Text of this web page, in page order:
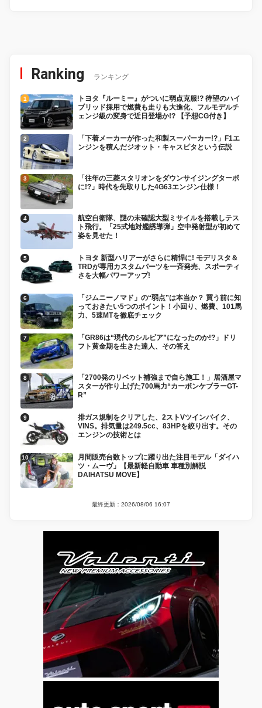
Ranking ランキング
トヨタ『ルーミー』がついに弱点克服!? 待望のハイ
ブリッド採用で燃費も走りも大進化、フルモデルチ
ェンジ級の変身で近日登場か!? 【予想CG付き】
「下着メーカーが作った和製スーパーカー!?」F1エ
ンジンを積んだジオット・キャスピタという伝説
「往年の三菱スタリオンをダウンサイジングターボ
に!?」時代を先取りした4G63エンジン仕様！
航空自衛隊、謎の未確認大型ミサイルを搭載しテス
ト飛行。「25式地対艦誘導弾」空中発射型が初めて
姿を見せた！
トヨタ 新型ハリアーがさらに精悍に! モデリスタ＆
TRDが専用カスタムパーツを一斉発売、スポーティ
さを大幅パワーアップ!
「ジムニーノマド」の“弱点”は本当か？ 買う前に知
っておきたい5つのポイント！小回り、燃費、101馬
力、5速MTを徹底チェック
「GR86は“現代のシルビア”になったのか!?」ドリ
フト黄金期を生きた達人、その答え
「2700発のリベット補強まで自ら施工！」居酒屋マ
スターが作り上げた700馬力“カーボンケブラーGT-
R”
排ガス規制をクリアした、2ストVツインバイク、
VINS。排気量は249.5cc、83HPを絞り出す。その
エンジンの技術とは
月間販売台数トップに躍り出た注目モデル「ダイハ
ツ・ムーヴ」【最新軽自動車 車種別解説
DAIHATSU MOVE】
最終更新：2026/08/06 16:07